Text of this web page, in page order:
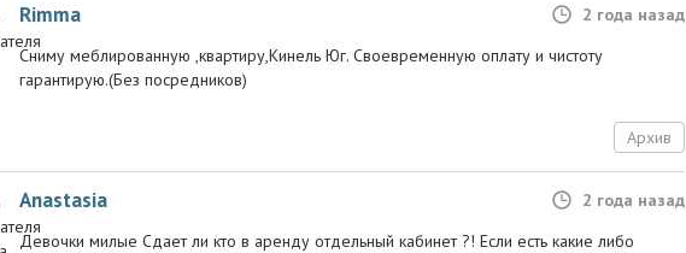
Rimma
2 года назад
Сниму меблированную ,квартиру,Кинель Юг. Своевременную оплату и чистоту
гарантирую.(Без посредников)
Архив
Anastasia
2 года назад
Девочки милые Сдает ли кто в аренду отдельный кабинет ?! Если есть какие либо